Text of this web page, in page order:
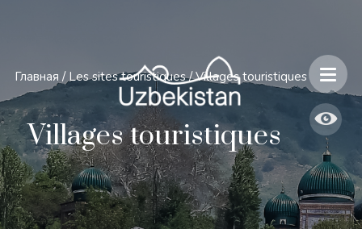
Главная / Les sites touristiques/ Villages touristiques
Villages touristiques